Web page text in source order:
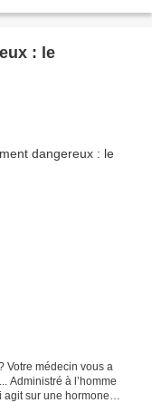
: le
Votre médecin vous a
Administré à l’homme
sur une hormone